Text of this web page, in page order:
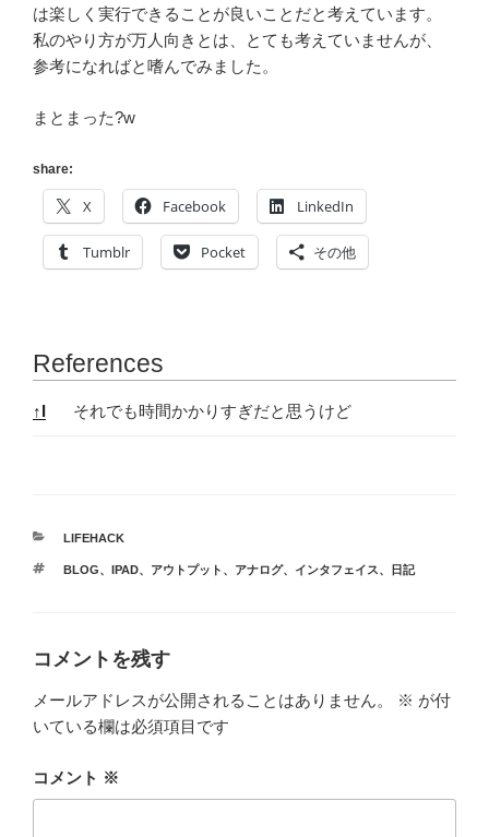
は楽しく実行できることが良いことだと考えています。
私のやり方が万人向きとは、とても考えていませんが、
参考になればと嗜んでみました。
まとまった?w
share:
X Facebook LinkedIn
Tumblr Pocket その他
References
References
↑I それでも時間かかりすぎだと思うけど
カ
ゴ
LIFEHACK
タ
BLOG、 IPAD、 アウトプット 、 アナログ、 インタフェイス、 日記
コメントを残す
メールアドレスが公開されることはありません。 ※ が付
いている欄は必須項目です
コメント ※